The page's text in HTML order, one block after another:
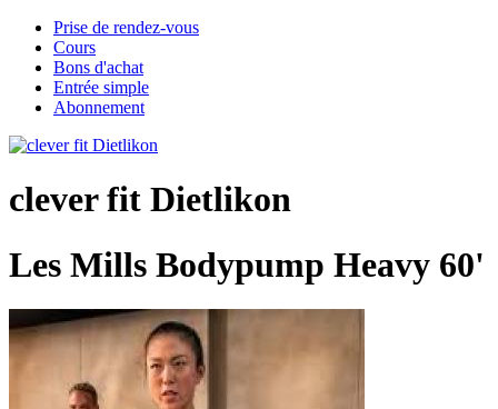
Prise de rendez-vous
Cours
Bons d'achat
Entrée simple
Abonnement
clever fit Dietlikon
Les Mills Bodypump Heavy 60'